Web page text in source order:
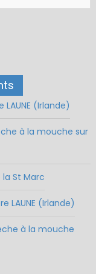
LAUNE (Irlande)
à la mouche sur
St Marc
LAUNE (Irlande)
à la mouche